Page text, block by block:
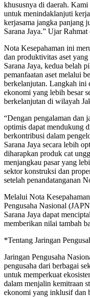
khususnya di daerah.
untuk menindaklanjuti
kerjasama jangka panjang
Sarana Jaya.” Ujar Rahmat
Nota Kesepahaman ini
dan produktivitas aset
Sarana Jaya, kedua belah
pemanfaatan aset melalui
berkelanjutan. Langkah ini
ekonomi yang lebih besar
berkelanjutan di wilayah
“Dengan pengalaman dan
optimis dapat mendukung
berkontribusi dalam
Sarana Jaya secara lebih
diharapkan produk cat
menjangkau pasar yang
sektor konstruksi dan
setelah penandatanganan
Melalui Nota
Pengusaha Nasional
Sarana Jaya dapat
memberikan nilai tambah
*Tentang Jaringan
Jaringan Pengusaha
pengusaha dari berbagai
untuk memperkuat
dalam menjalin kemitraan
ekonomi yang inklusif dan